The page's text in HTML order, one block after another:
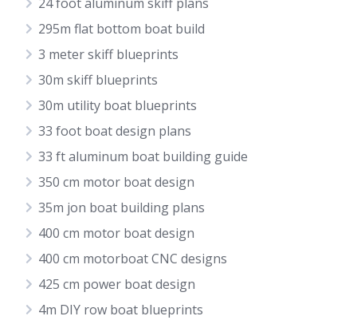
295m flat bottom boat build
3 meter skiff blueprints
30m skiff blueprints
30m utility boat blueprints
33 foot boat design plans
33 ft aluminum boat building guide
350 cm motor boat design
35m jon boat building plans
400 cm motor boat design
400 cm motorboat CNC designs
425 cm power boat design
4m DIY row boat blueprints